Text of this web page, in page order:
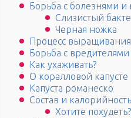
Борьба с болезнями и
Слизистый
Черная ножка
Процесс выращивания
Борьба с вредителями
Как ухаживать?
О коралловой капусте
Капуста романеско
Состав и
Хотите